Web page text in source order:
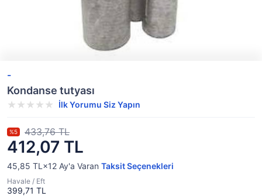
-
Kondanse tutyası
İlk Yorumu Siz Yapın
412,07 TL
%5 433,76 TL
45,85 TL×12 Ay'a Varan Taksit Seçenekleri
Havale / Eft
399,71 TL